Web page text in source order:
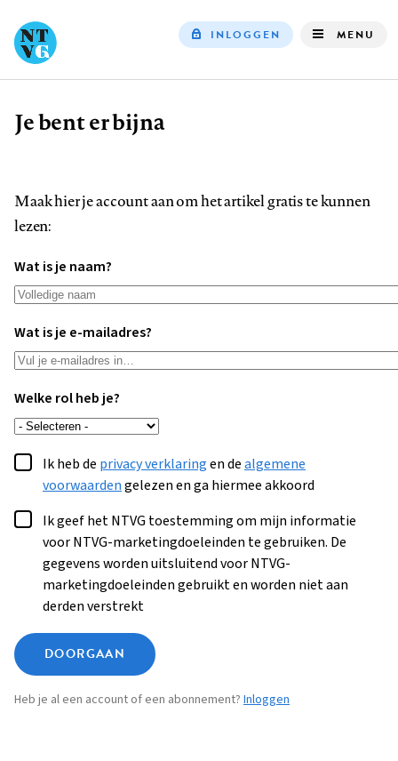
INLOGGEN MENU
Kruimelpad
Je bent er bijna
Maak hier je account aan om het artikel gratis te kunnen
lezen:
Wat is je naam?
Wat is je e-mailadres?
Welke rol heb je?
Ik heb de privacy verklaringen dealgemene
voorwaardengelezen en ga hiermee akkoord
Ik geef het NTVG toestemming om mijn informatie
voor NTVG-marketingdoeleinden te gebruiken. De
gegevens worden uitsluitend voor NTVG-
marketingdoeleinden gebruikt en worden niet aan
derden verstrekt
DOORGAAN
Heb je al een account of een abonnement? Inloggen